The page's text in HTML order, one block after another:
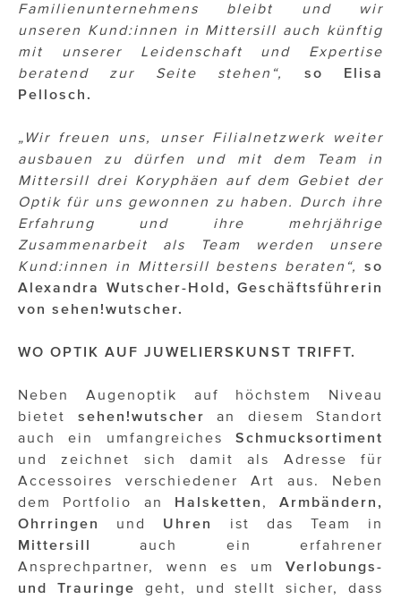
Familienunternehmens bleibt und wir
unseren Kund:innen in Mittersill auch künftig
mit unserer Leidenschaft und Expertise
beratend zur Seite stehen“,
so Elisa
Pellosch.
„Wir freuen uns, unser Filialnetzwerk weiter
ausbauen zu dürfen und mit dem Team in
Mittersill drei Koryphäen auf dem Gebiet der
Optik für uns gewonnen zu haben. Durch ihre
Erfahrung und ihre mehrjährige
Zusammenarbeit als Team werden unsere
Kund:innen in Mittersill bestens beraten“,
so
Alexandra Wutscher-Hold, Geschäftsführerin
von sehen!wutscher.
WO OPTIK AUF JUWELIERSKUNST TRIFFT.
Neben Augenoptik auf höchstem Niveau
bietet sehen!wutscher an diesem Standort
auch ein umfangreiches Schmucksortiment
und zeichnet sich damit als Adresse für
Accessoires verschiedener Art aus. Neben
dem Portfolio an Halsketten , Armbändern,
Ohrringen
und Uhren
ist das Team in
Mittersill
auch ein erfahrener
Ansprechpartner, wenn es um Verlobungs-
und Trauringe
geht, und stellt sicher, dass